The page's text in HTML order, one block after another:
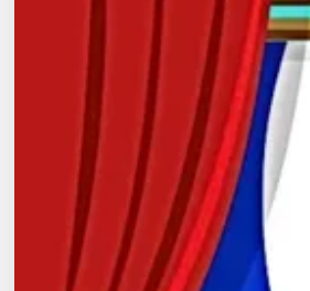
Города
Площадки
Артисты